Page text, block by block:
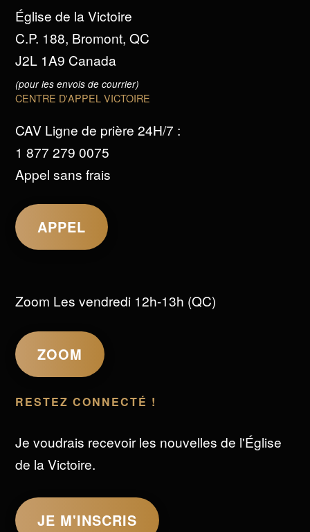
Église de la Victoire
C.P. 188, Bromont, QC
J2L 1A9 Canada
(pour les envois de courrier)
CENTRE D'APPEL VICTOIRE
CAV Ligne de prière 24H/7 :
1 877 279 0075
Appel sans frais
APPEL
Zoom Les vendredi 12h-13h (QC)
ZOOM
RESTEZ CONNECTÉ !
Je voudrais recevoir les nouvelles de l'Église
de la Victoire.
JE M'INSCRIS